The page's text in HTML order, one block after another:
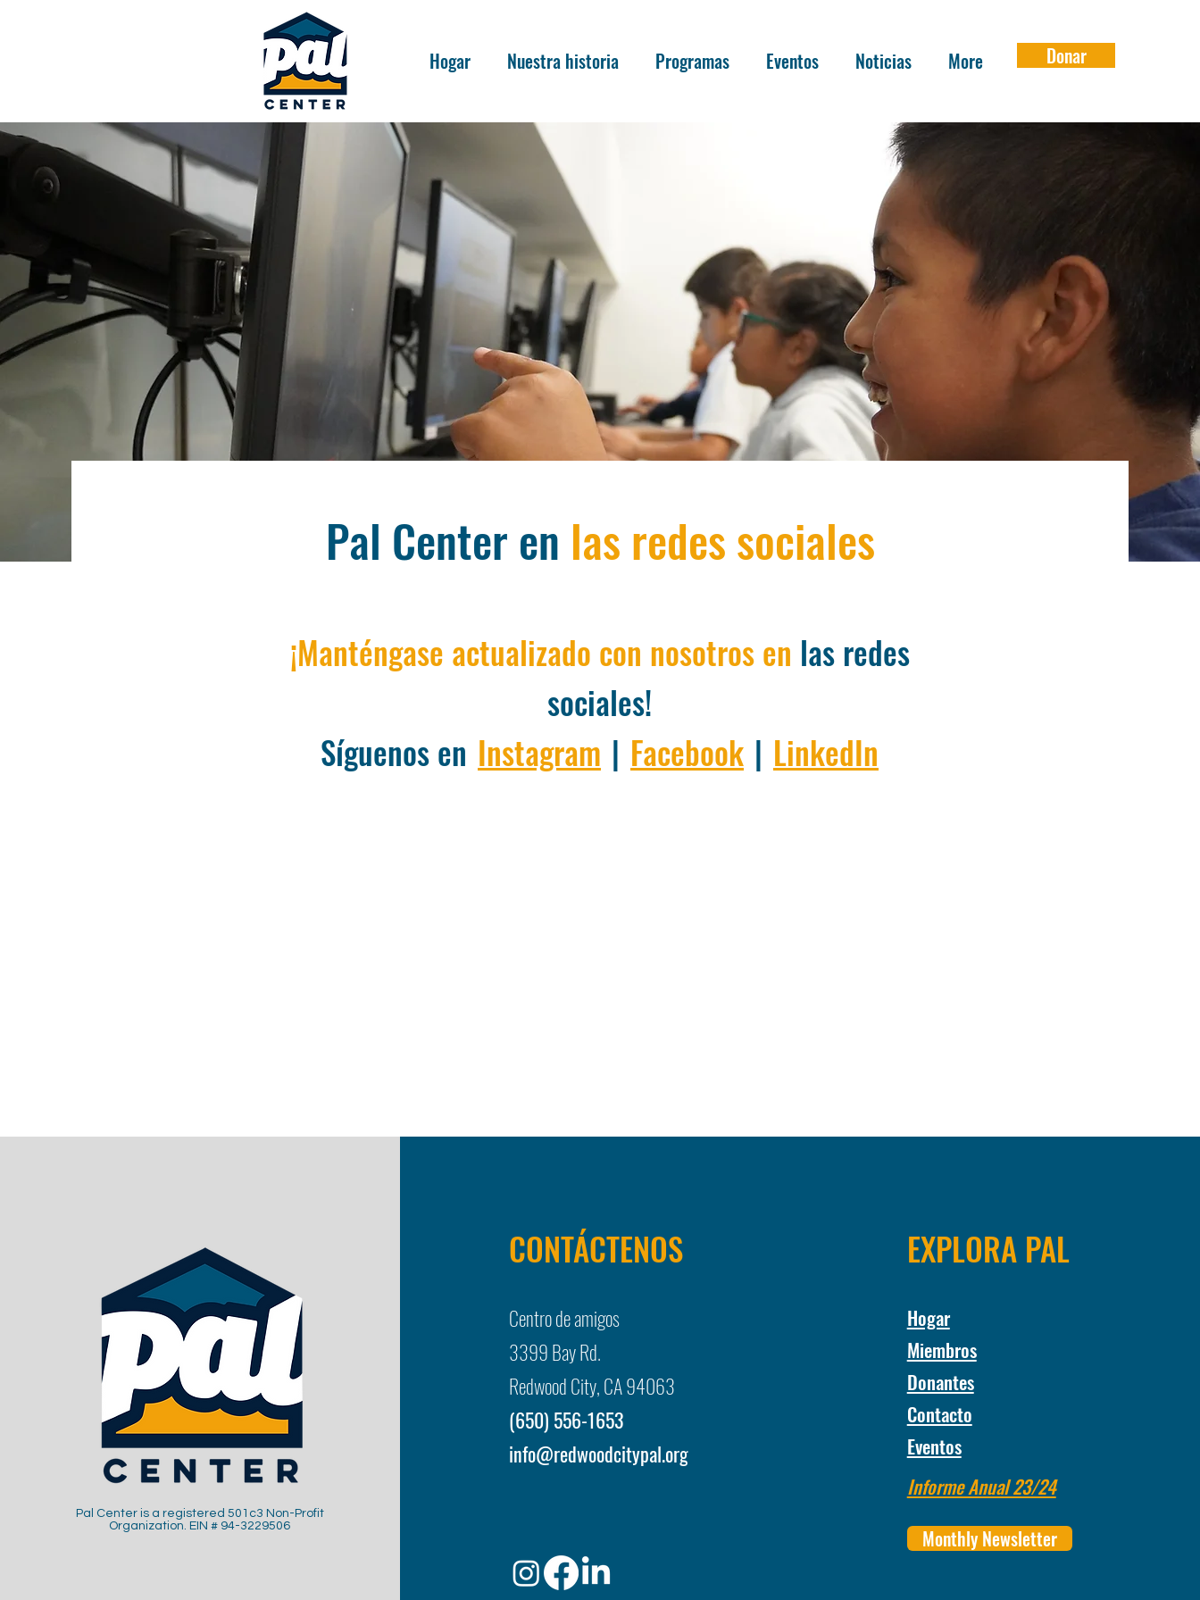
Hogar Nuestra historia Programas Eventos Noticias More Donar
Pal Center en las redes sociales
¡Manténgase actualizado con nosotros en las redes
sociales!
Síguenos en Instagram | Facebook | LinkedIn
Pal Center is a registered 501c3 Non-Profit
Organization. EIN # 94-3229506
CONTÁCTENOS
Centro de amigos
3399 Bay Rd.
Redwood City, CA 94063
(650) 556-1653
info@redwoodcitypal.org
EXPLORA PAL
Hogar
Miembros
Donantes
Contacto
Eventos
Informe Anual 23/24
Monthly Newsletter